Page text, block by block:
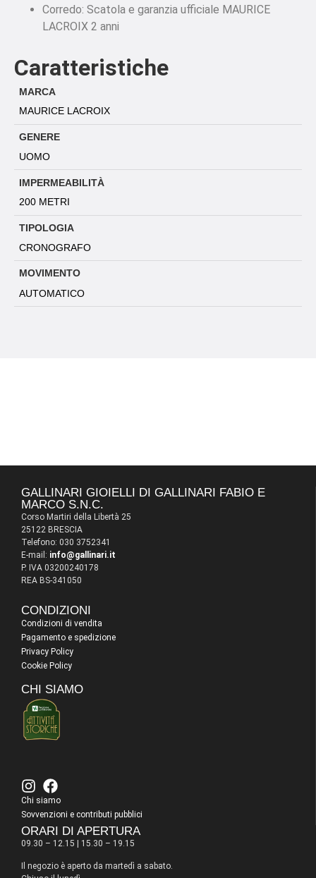
Corredo: Scatola e garanzia ufficiale MAURICE
LACROIX 2 anni
Caratteristiche
MARCA
MAURICE LACROIX
GENERE
UOMO
IMPERMEABILITÀ
200 METRI
TIPOLOGIA
CRONOGRAFO
MOVIMENTO
AUTOMATICO
GALLINARI GIOIELLI DI GALLINARI FABIO E
MARCO S.N.C.
Corso Martiri della Libertà 25
25122 BRESCIA
Telefono: 030 3752341
E-mail: info@gallinari.it
P. IVA 03200240178
REA BS-341050
CONDIZIONI
Condizioni di vendita
Pagamento e spedizione
Privacy Policy
Cookie Policy
CHI SIAMO
Chi siamo
Sovvenzioni e contributi pubblici
ORARI DI APERTURA
09.30 – 12.15 | 15.30 – 19.15
Il negozio è aperto da martedì a sabato.